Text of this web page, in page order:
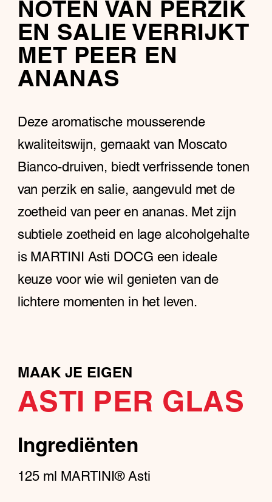
NOTEN VAN PERZIK
EN SALIE VERRIJKT
MET PEER EN
ANANAS
Deze aromatische mousserende
kwaliteitswijn, gemaakt van Moscato
Bianco-druiven, biedt verfrissende tonen
van perzik en salie, aangevuld met de
zoetheid van peer en ananas. Met zijn
subtiele zoetheid en lage alcoholgehalte
is MARTINI Asti DOCG een ideale
keuze voor wie wil genieten van de
lichtere momenten in het leven.
MAAK JE EIGEN
ASTI PER GLAS
Ingrediënten
125 ml MARTINI® Asti